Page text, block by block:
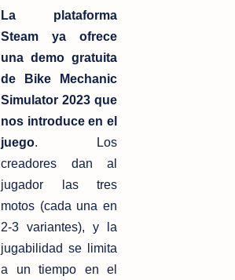
La plataforma
Steam ya ofrece
una demo gratuita
de Bike Mechanic
Simulator 2023 que
nos introduce en el
juego. Los
creadores dan al
jugador las tres
motos (cada una en
2-3 variantes), y la
jugabilidad se limita
a un tiempo en el